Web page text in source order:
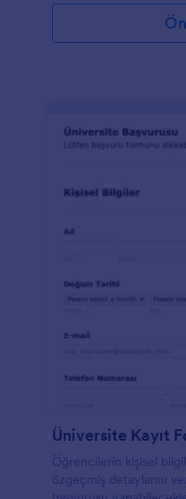
Üniversite Kayıt
Öğrencilerin kişisel
özgeçmiş detaylarını